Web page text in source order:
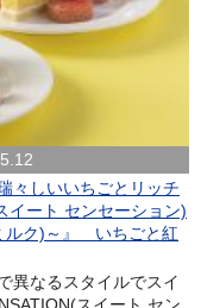
々しいいちごとリッチ
イート センセーション)
ルク)～』 いちごと紅
異なるスタイルでスイ
スイート セン